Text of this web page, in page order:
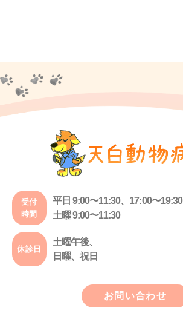
受付
時間
平日 9:00〜11:30、17:00〜19:30
土曜 9:00〜11:30
休診日
土曜午後、
日曜、祝日
お問い合わせ